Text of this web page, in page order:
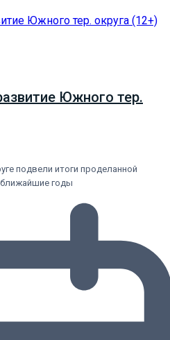
Южного тер.
подвели итоги проделанной
годы